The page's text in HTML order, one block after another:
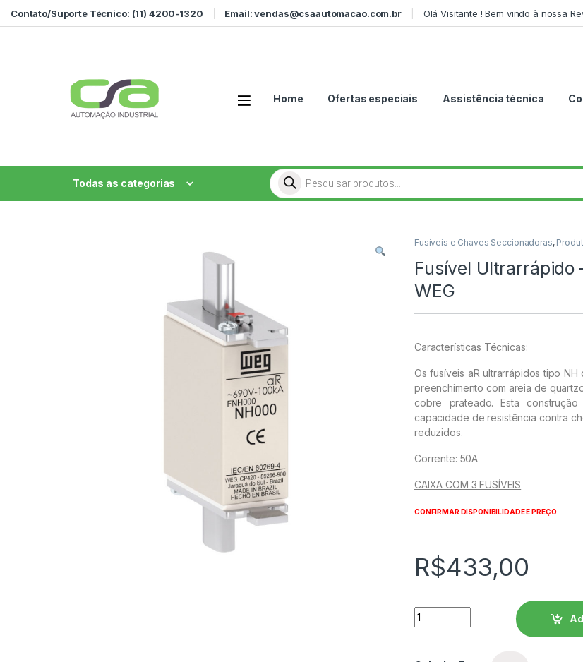
Ir para a navegação
Ir para o conteúdo
Contato/Suporte Técnico: (11) 4200-1320 Email: vendas@csaautomacao.com.br Olá Visitante ! Bem vindo à nossa
Home Ofertas especiais Assistência técnica
Todas as categorias
Pesquisar produtos
Fusíveis e Chaves Seccionadoras,
Fusível Ultrarrápido
WEG
Características Técnicas:
Os fusíveis aR ultrarrápidos tipo
preenchimento com areia de
cobre prateado. Esta
capacidade de resistência contra
reduzidos.
Corrente: 50A
CAIXA COM 3 FUSÍVEIS
CONFIRMAR DISPONIBILIDADE E PREÇO
R$433,00
Fusível Ultrarrápido - Contato